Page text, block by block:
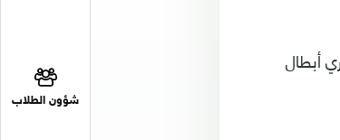
شؤون الطلاب
أبطال